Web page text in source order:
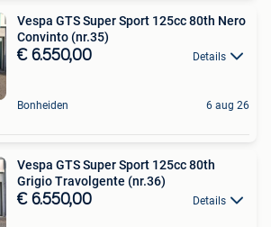
Vespa GTS Super Sport 125cc 80th Nero
Convinto (nr.35)
€ 6.550,00 Details
Bonheiden 6 aug 26
Vespa GTS Super Sport 125cc 80th
Grigio Travolgente (nr.36)
€ 6.550,00 Details